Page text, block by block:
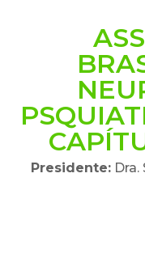
Presidente:Dra.